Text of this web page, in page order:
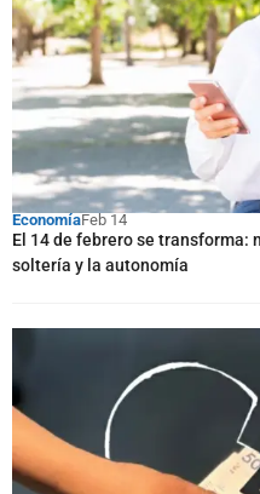
EconomíaFeb 14
El 14 de febrero se transforma:
soltería y la autonomía